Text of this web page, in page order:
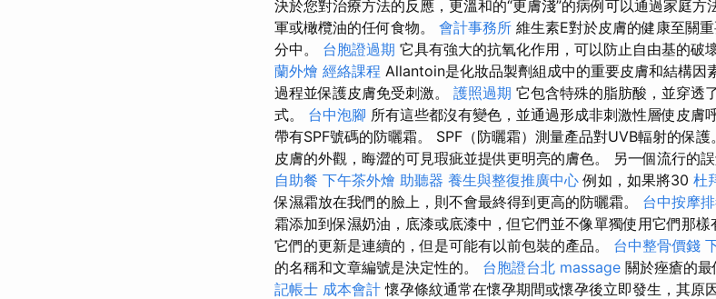
決於您對治療方法的反應，更溫和的“更膚淺”的病例可以通過家庭
軍或橄欖油的任何食物。 會計事務所 維生素E對於皮膚的健康至關
分中。 台胞證過期 它具有強大的抗氧化作用，可以防止自由基的破
蘭外燴 經絡課程 Allantoin是化妝品製劑組成中的重要皮膚和結構因
過程並保護皮膚免受刺激。 護照過期 它包含特殊的脂肪酸，並穿透
式。 台中泡腳 所有這些都沒有變色，並通過形成非刺激性層使皮膚
帶有SPF號碼的防曬霜。 SPF（防曬霜）測量產品對UVB輻射的保
皮膚的外觀，晦澀的可見瑕疵並提供更明亮的膚色。 另一個流行的
自助餐 下午茶外燴 助聽器 養生與整復推廣中心 例如，如果將30 杜
保濕霜放在我們的臉上，則不會最終得到更高的防曬霜。 台中按摩
霜添加到保濕奶油，底漆或底漆中，但它們並不像單獨使用它們那樣
它們的更新是連續的，但是可能有以前包裝的產品。 台中整骨價錢
的名稱和文章編號是決定性的。 台胞證台北 massage 關於痤瘡的最
記帳士 成本會計 懷孕條紋通常在懷孕期間或懷孕後立即發生，其原